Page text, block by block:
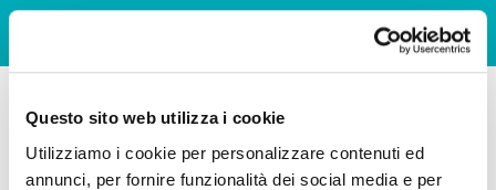
Questo sito web utilizza i cookie
Utilizziamo i cookie per personalizzare contenuti ed
annunci, per fornire funzionalità dei social media e per